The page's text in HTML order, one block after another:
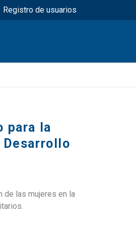
Registro de usuarios
para la
de las mujeres en la